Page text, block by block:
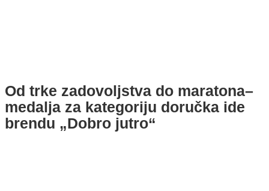
Od trke zadovoljstva do maratona–
medalja za kategoriju doručka ide
brendu „Dobro jutro“